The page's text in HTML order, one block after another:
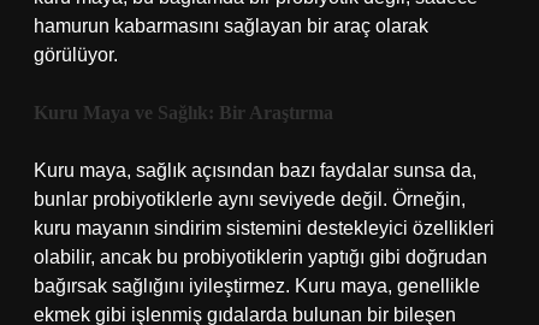
hamurun kabarmasını sağlayan bir araç olarak
görülüyor.
Kuru Maya ve Sağlık: Bir Araştırma
Kuru maya, sağlık açısından bazı faydalar sunsa da,
bunlar probiyotiklerle aynı seviyede değil. Örneğin,
kuru mayanın sindirim sistemini destekleyici özellikleri
olabilir, ancak bu probiyotiklerin yaptığı gibi doğrudan
bağırsak sağlığını iyileştirmez. Kuru maya, genellikle
ekmek gibi işlenmiş gıdalarda bulunan bir bileşen